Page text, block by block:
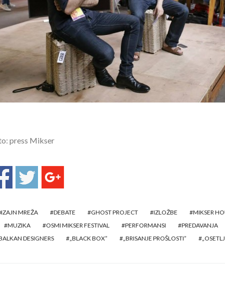
press Mikser
MREŽA DEBATE GHOST PROJECT IZLOŽBE MIKSER
MUZIKA OSMI MIKSER FESTIVAL PERFORMANSI PREDAVANJA
DESIGNERS „BLACK BOX” „BRISANJE PROŠLOSTI”